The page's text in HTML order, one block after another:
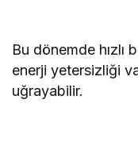
Bu dönemde hızlı
enerji yetersizliği
uğrayabilir.